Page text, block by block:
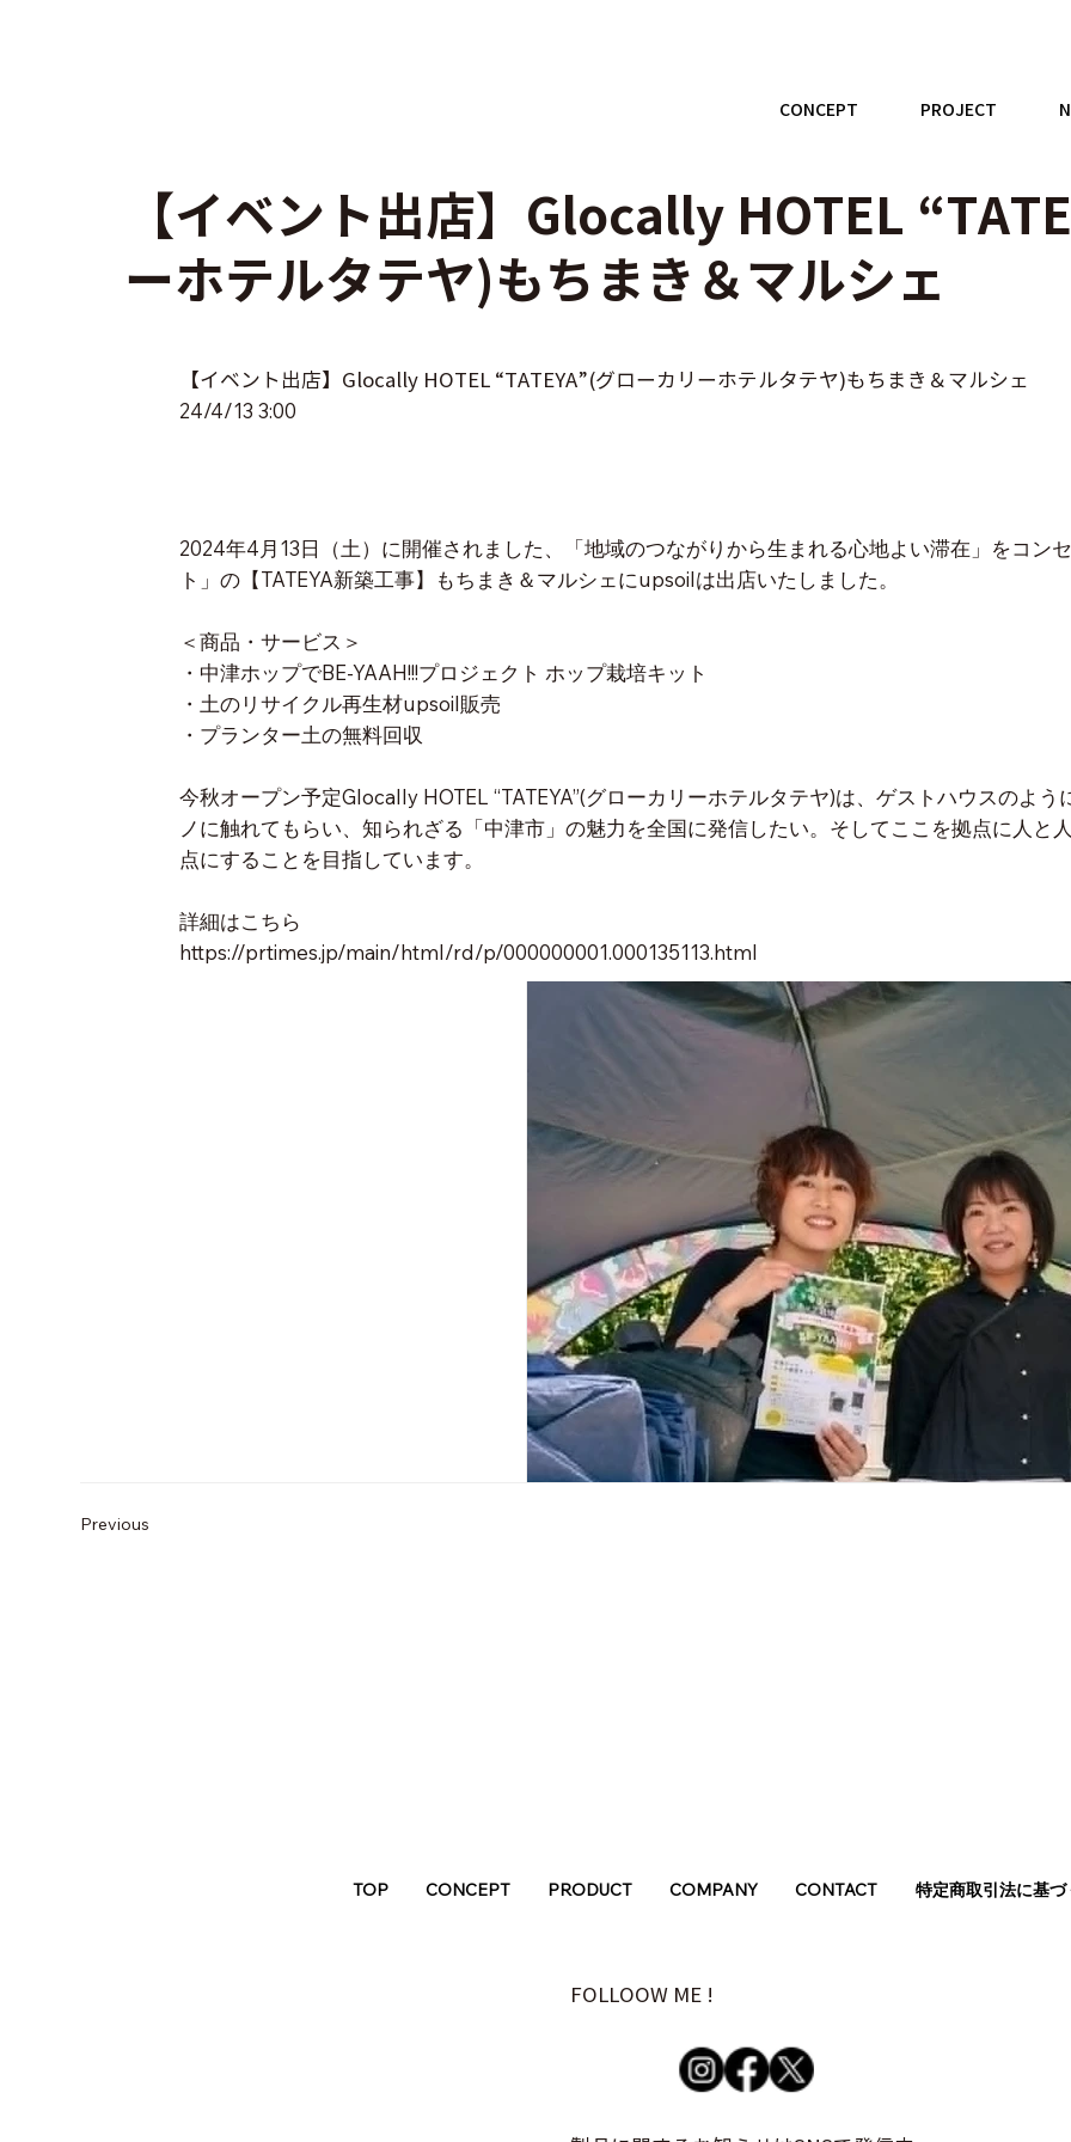
CONCEPT PROJECT
【イベント出店】Glocally HOTEL “TATEYA”(グローカリーホテルタテヤ)もちまき＆マルシェ
24/4/13 3:00
2024年4月13日（土）に開催されました、「地域のつながりから生まれる心地よい滞在」をコン
ト」の【TATEYA新築工事】もちまき＆マルシェにupsoilは出店いたしました。
＜商品・サービス＞
・中津ホップでBE-YAAH!!!プロジェクト ホップ栽培キット
・土のリサイクル再生材upsoil販売
・プランター土の無料回収
今秋オープン予定Glocally HOTEL “TATEYA”(グローカリーホテルタテヤ)は、ゲストハウスのよ
ノに触れてもらい、知られざる「中津市」の魅力を全国に発信したい。そしてここを拠点に人と
点にすることを目指しています。
詳細はこちら
https://prtimes.jp/main/html/rd/p/000000001.000135113.html
【イベント出店】Glocally HOTEL
ーホテルタテヤ)もちまき＆マルシェ
Previous
TOP CONCEPT PRODUCT COMPANY CONTACT 特定商取引法に基づ
FOLLOOW ME !